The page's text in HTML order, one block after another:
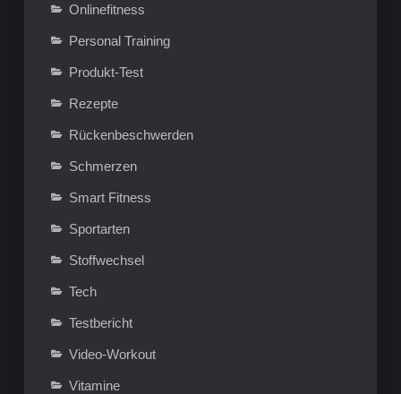
Onlinefitness
Personal Training
Produkt-Test
Rezepte
Rückenbeschwerden
Schmerzen
Smart Fitness
Sportarten
Stoffwechsel
Tech
Testbericht
Video-Workout
Vitamine